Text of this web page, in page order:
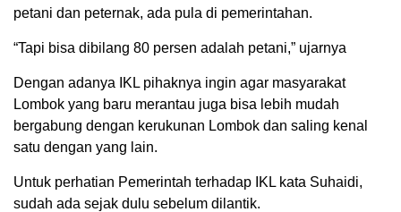
petani dan peternak, ada pula di pemerintahan.
“Tapi bisa dibilang 80 persen adalah petani,” ujarnya
Dengan adanya IKL pihaknya ingin agar masyarakat
Lombok yang baru merantau juga bisa lebih mudah
bergabung dengan kerukunan Lombok dan saling kenal
satu dengan yang lain.
Untuk perhatian Pemerintah terhadap IKL kata Suhaidi,
sudah ada sejak dulu sebelum dilantik.